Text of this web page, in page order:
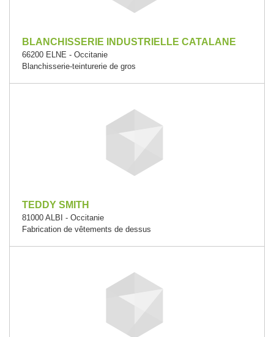
BLANCHISSERIE INDUSTRIELLE CATALANE
66200 ELNE - Occitanie
Blanchisserie-teinturerie de gros
TEDDY SMITH
81000 ALBI - Occitanie
Fabrication de vêtements de dessus